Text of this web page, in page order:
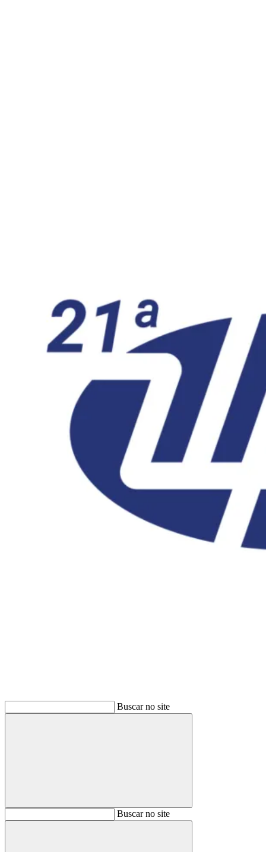
Buscar no site
BuscarBuscar no site